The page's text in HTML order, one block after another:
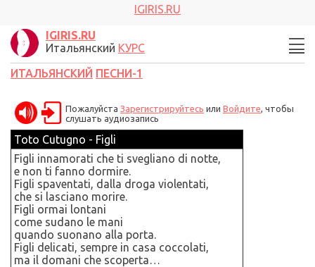
IGIRIS.RU
IGIRIS.RU
Итальянский КУРС
ИТАЛЬЯНСКИЙ ПЕСНИ-1
Пожалуйста Зарегистрируйтесь или Войдите, чтобы
слушать аудиозапись
Toto Cutugno - Figli
Figli innamorati che ti svegliano di notte,
e non ti fanno dormire.
Figli spaventati, dalla droga violentati,
che si lasciano morire.
Figli ormai lontani
come sudano le mani
quando suonano alla porta.
Figli delicati, sempre in casa coccolati,
ma il domani che scoperta…